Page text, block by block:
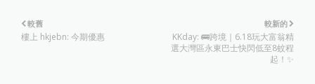
較新的
KKday: 🚌跨境｜6.18玩大富翁精
選大灣區永東巴士快閃低至8蚊程
起！✨
較舊
樓上 hkjebn: 今期優惠